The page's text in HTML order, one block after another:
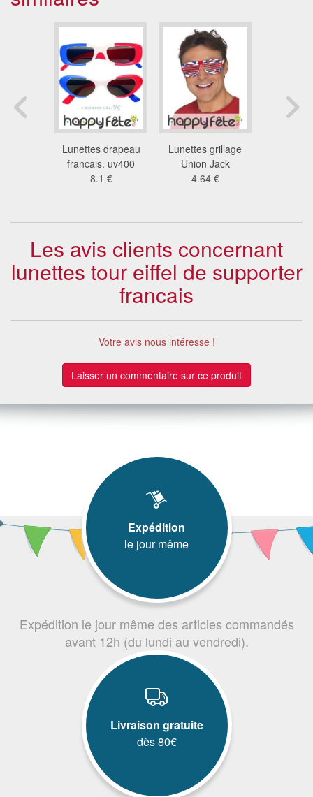
Lunettes drapeau
francais. uv400
8.1 €
Lunettes grillage
Union Jack
4.64 €
Les avis clients concernant
lunettes tour eiffel de supporter
francais
Votre avis nous intéresse !
Laisser un commentaire sur ce produit
Expédition
le jour même
Expédition le jour même des articles commandés
avant 12h (du lundi au vendredi).
Livraison gratuite
dès 80€